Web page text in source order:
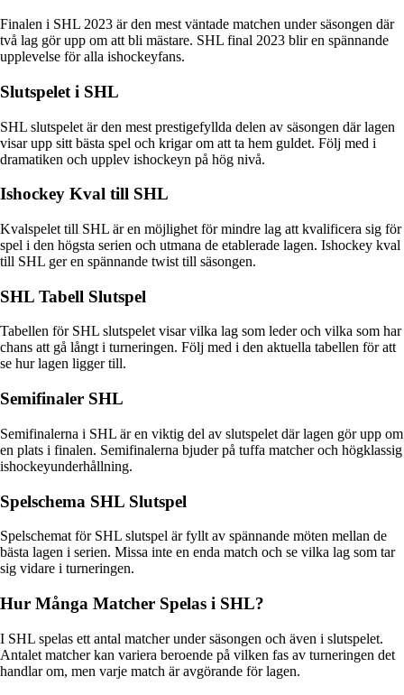
Finalen i SHL 2023 är den mest väntade matchen under säsongen där
två lag gör upp om att bli mästare. SHL final 2023 blir en spännande
upplevelse för alla ishockeyfans.
Slutspelet i SHL
SHL slutspelet är den mest prestigefyllda delen av säsongen där lagen
visar upp sitt bästa spel och krigar om att ta hem guldet. Följ med i
dramatiken och upplev ishockeyn på hög nivå.
Ishockey Kval till SHL
Kvalspelet till SHL är en möjlighet för mindre lag att kvalificera sig för
spel i den högsta serien och utmana de etablerade lagen. Ishockey kval
till SHL ger en spännande twist till säsongen.
SHL Tabell Slutspel
Tabellen för SHL slutspelet visar vilka lag som leder och vilka som har
chans att gå långt i turneringen. Följ med i den aktuella tabellen för att
se hur lagen ligger till.
Semifinaler SHL
Semifinalerna i SHL är en viktig del av slutspelet där lagen gör upp om
en plats i finalen. Semifinalerna bjuder på tuffa matcher och högklassig
ishockeyunderhållning.
Spelschema SHL Slutspel
Spelschemat för SHL slutspel är fyllt av spännande möten mellan de
bästa lagen i serien. Missa inte en enda match och se vilka lag som tar
sig vidare i turneringen.
Hur Många Matcher Spelas i SHL?
I SHL spelas ett antal matcher under säsongen och även i slutspelet.
Antalet matcher kan variera beroende på vilken fas av turneringen det
handlar om, men varje match är avgörande för lagen.